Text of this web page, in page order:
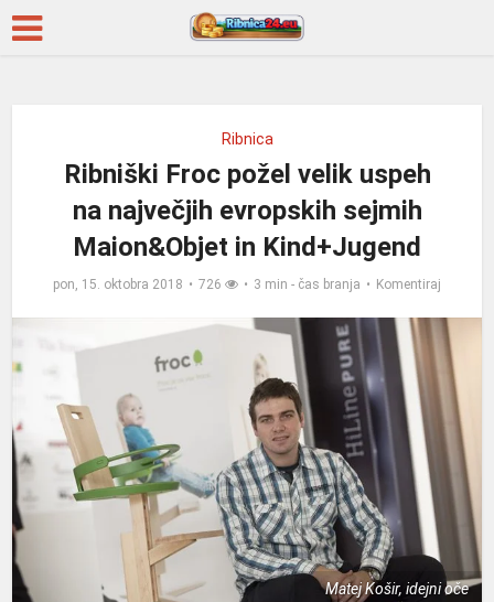
Ribnica
Ribniški Froc požel velik uspeh
na največjih evropskih sejmih
Maion&Objet in Kind+Jugend
pon, 15. oktobra 2018 726 3 min - čas branja Komentiraj
Matej Košir, idejni oče